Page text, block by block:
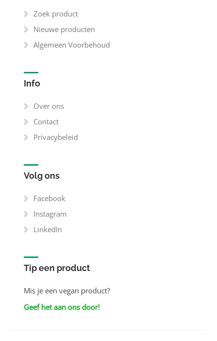
Zoek product
Nieuwe producten
Algemeen Voorbehoud
Info
Over ons
Contact
Privacybeleid
Volg ons
Facebook
Instagram
LinkedIn
Tip een product
Mis je een vegan product?
Geef het aan ons door!